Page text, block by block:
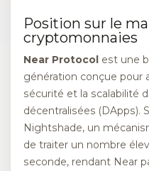
Position sur le
cryptomonnaies
Near Protocol est une
génération conçue pour
sécurité et la scalabilité
décentralisées (DApps).
Nightshade, un
de traiter un nombre
seconde, rendant Near